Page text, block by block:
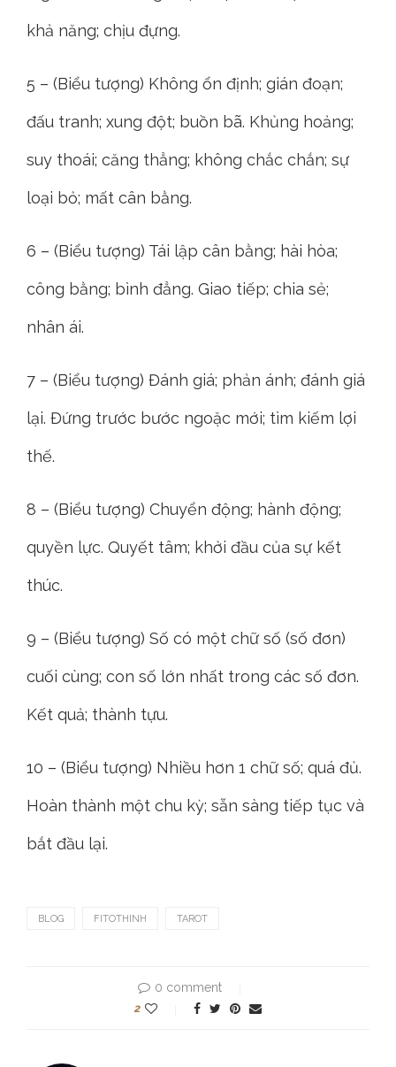
khả năng; chịu đựng.
5 – (Biểu tượng) Không ổn định; gián đoạn;
đấu tranh; xung đột; buồn bã. Khủng hoảng;
suy thoái; căng thẳng; không chắc chắn; sự
loại bỏ; mất cân bằng.
6 – (Biểu tượng) Tái lập cân bằng; hài hòa;
công bằng; bình đẳng. Giao tiếp; chia sẻ;
nhân ái.
7 – (Biểu tượng) Đánh giá; phản ánh; đánh giá
lại. Đứng trước bước ngoặc mới; tìm kiếm lợi
thế.
8 – (Biểu tượng) Chuyển động; hành động;
quyền lực. Quyết tâm; khởi đầu của sự kết
thúc.
9 – (Biểu tượng) Số có một chữ số (số đơn)
cuối cùng; con số lớn nhất trong các số đơn.
Kết quả; thành tựu.
10 – (Biểu tượng) Nhiều hơn 1 chữ số; quá đủ.
Hoàn thành một chu kỳ; sẵn sàng tiếp tục và
bắt đầu lại.
BLOG FITOTHINH TAROT
0 comment
2